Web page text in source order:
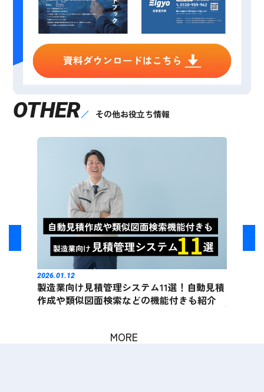
OTHER その他お役立ち情報
2025.12.15
図面をPDF化する方法は？変換/編集ツール4
選やスキャンの流れも紹介
MORE